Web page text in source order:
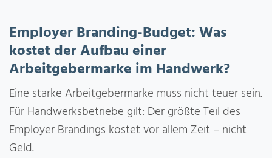
Employer Branding-Budget: Was
kostet der Aufbau einer
Arbeitgebermarke im Handwerk?
Eine starke Arbeitgebermarke muss nicht teuer sein.
Für Handwerksbetriebe gilt: Der größte Teil des
Employer Brandings kostet vor allem Zeit – nicht
Geld.